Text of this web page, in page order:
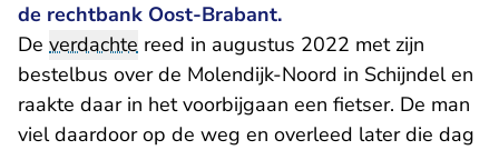
de rechtbank Oost-Brabant.
De verdachte reed in augustus 2022 met zijn
bestelbus over de Molendijk-Noord in Schijndel en
raakte daar in het voorbijgaan een fietser. De man
viel daardoor op de weg en overleed later die dag